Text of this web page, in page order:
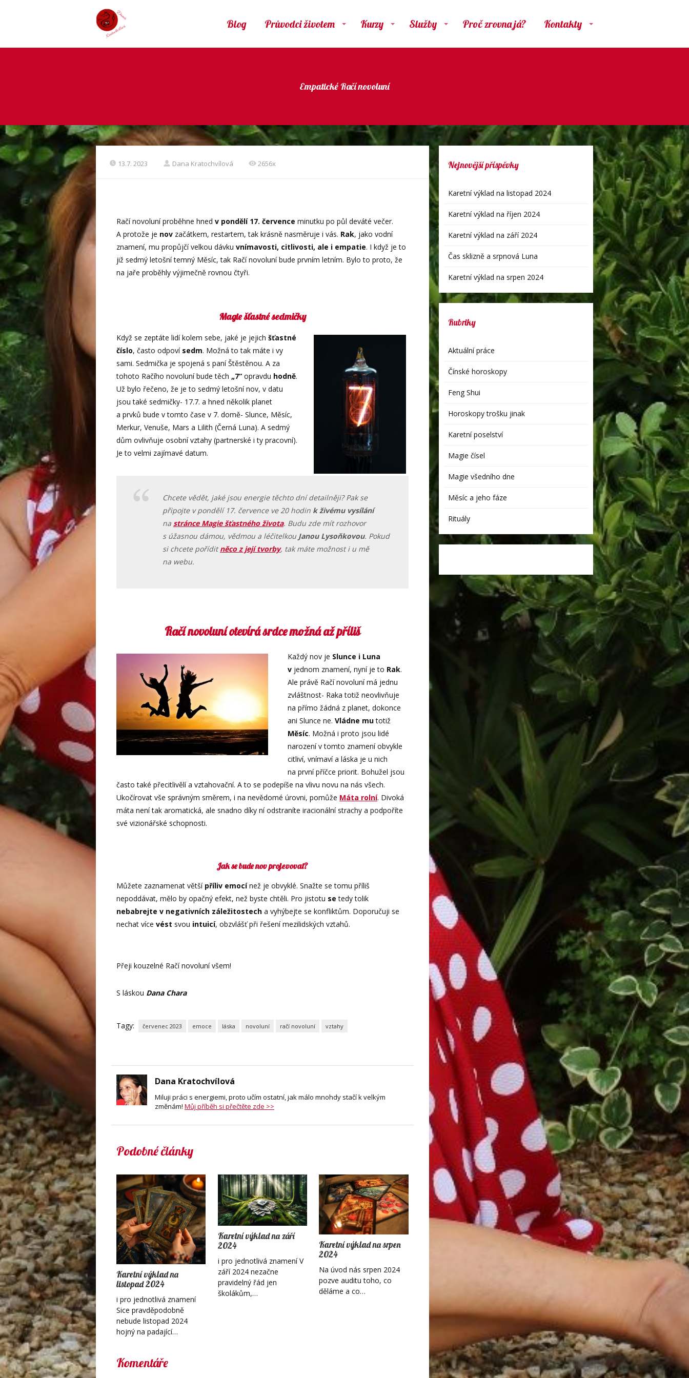
Blog Průvodci životem Kurzy Služby Proč zrovna já? Kontakty
Empatické Račí novoluní
13.7. 2023 Dana Kratochvílová 2656x
Račí novoluní proběhne hned v pondělí 17. července minutku po půl deváté večer.
A protože je nov začátkem, restartem, tak krásně nasměruje i vás. Rak, jako vodní
znamení, mu propůjčí velkou dávku vnímavosti, citlivosti, ale i empatie. I když je to
již sedmý letošní temný Měsíc, tak Račí novoluní bude prvním letním. Bylo to proto, že
na jaře proběhly výjimečně rovnou čtyři.
Magie šťastné sedmičky
Když se zeptáte lidí kolem sebe, jaké je jejich šťastné
číslo, často odpoví sedm. Možná to tak máte i vy
sami. Sedmička je spojená s paní Štěstěnou. A za
tohoto Račího novoluní bude těch „7“ opravdu hodně.
Už bylo řečeno, že je to sedmý letošní nov, v datu
jsou také sedmičky- 17.7. a hned několik planet
a prvků bude v tomto čase v 7. domě- Slunce, Měsíc,
Merkur, Venuše, Mars a Lilith (Černá Luna). A sedmý
dům ovlivňuje osobní vztahy (partnerské i ty pracovní).
Je to velmi zajímavé datum.
Chcete vědět, jaké jsou energie těchto dní detailněji? Pak se
připojte v pondělí 17. července ve 20 hodin k živému vysílání
na stránce Magie šťastného života. Budu zde mít rozhovor
s úžasnou dámou, vědmou a léčitelkou Janou Lysoňkovou. Pokud
si chcete poříditněco z její tvorby, tak máte možnost i u mě
na webu.
Račí novoluní otevírá srdce možná až příliš
Každý nov je Slunce i Luna
v jednom znamení, nyní je to Rak.
Ale právě Račí novoluní má jednu
zvláštnost- Raka totiž neovlivňuje
na přímo žádná z planet, dokonce
ani Slunce ne. Vládne mutotiž
Měsíc. Možná i proto jsou lidé
narození v tomto znamení obvykle
citliví, vnímaví a láska je u nich
na první příčce priorit. Bohužel jsou
často také přecitlivělí a vztahovační. A to se podepíše na vlivu novu na nás všech.
Ukočírovat vše správným směrem, i na nevědomé úrovni, pomůže Máta rolní. Divoká
máta není tak aromatická, ale snadno díky ní odstraníte iracionální strachy a podpoříte
své vizionářské schopnosti.
Jak se bude nov projevovat?
Můžete zaznamenat větší příliv emocínež je obvyklé. Snažte se tomu příliš
nepoddávat, mělo by opačný efekt, než byste chtěli. Pro jistotu se tedy tolik
nebabrejte v negativních záležitostech a vyhýbejte se konfliktům. Doporučuji se
nechat více vést svou intuicí, obzvlášť při řešení mezilidských vztahů.
Přeji kouzelné Račí novoluní všem!
S láskou Dana Chara
Tagy: červenec 2023 emoce láska novoluní račí novoluní vztahy
Dana Kratochvílová
Miluji práci s energiemi, proto učím ostatní, jak málo mnohdy stačí k velkým
změnám! Můj příběh si přečtěte zde >>
Podobné články
Karetní výklad na
listopad 2024
i pro jednotlivá znamení
Sice pravděpodobně
nebude listopad 2024
hojný na padající…
Karetní výklad na září
2024
i pro jednotlivá znamení V
září 2024 nezačne
pravidelný řád jen
školákům,…
Karetní výklad na srpen
2024
Na úvod nás srpen 2024
pozve auditu toho, co
děláme a co…
Komentáře
Nejnovější příspěvky
Karetní výklad na listopad 2024
Karetní výklad na říjen 2024
Karetní výklad na září 2024
Čas sklizně a srpnová Luna
Karetní výklad na srpen 2024
Rubriky
Aktuální práce
Čínské horoskopy
Feng Shui
Horoskopy trošku jinak
Karetní poselství
Magie čísel
Magie všedního dne
Měsíc a jeho fáze
Rituály